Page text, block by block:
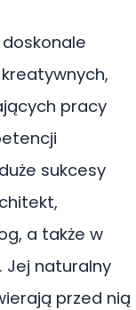
pracy
sukcesy
a także w
Jej naturalny
przed nią